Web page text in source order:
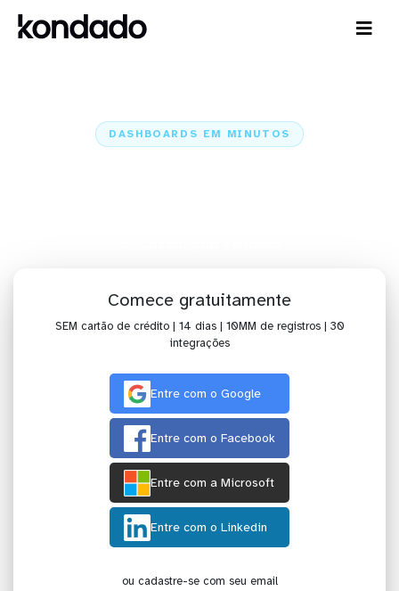
DASHBOARDS EM MINUTOS
Comece gratuitamente
SEM cartão de crédito | 14 dias | 10MM de registros | 30
integrações
Entre com o Google
Entre com o Facebook
Entre com a Microsoft
Entre com o Linkedin
ou cadastre-se com seu email